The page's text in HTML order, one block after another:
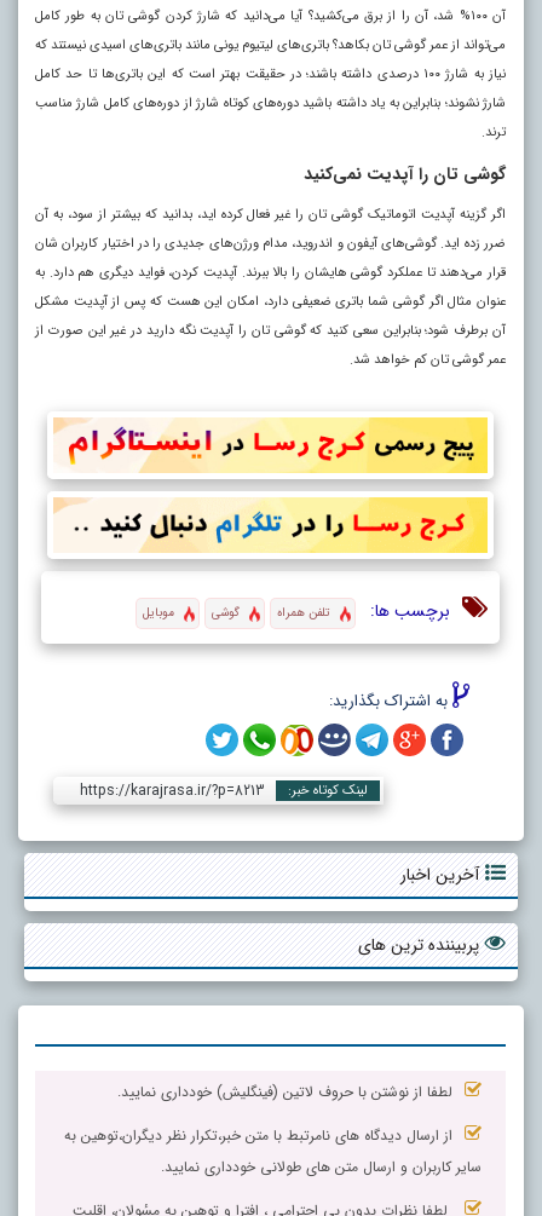
آن ۱۰۰% شد، آن را از برق می‌کشید؟ آیا می‌دانید که شارژ کردن گوشی تان به طور کامل
می‌تواند از عمر گوشی تان بکاهد؟ باتری‌های لیتیوم یونی مانند باتری‌های اسیدی نیستند که
نیاز به شارژ ۱۰۰ درصدی داشته باشند؛ در حقیقت بهتر است که این باتری‌ها تا حد کامل
شارژ نشوند؛ بنابراین به یاد داشته باشید دوره‌های کوتاه شارژ از دوره‌های کامل شارژ مناسب
ترند.
گوشی تان را آپدیت نمی‌کنید
اگر گزینه آپدیت اتوماتیک گوشی تان را غیر فعال کرده اید، بدانید که بیشتر از سود، به آن
ضرر زده اید. گوشی‌های آیفون و اندروید، مدام ورژن‌های جدیدی را در اختیار کاربران شان
قرار می‌دهند تا عملکرد گوشی هایشان را بالا ببرند. آپدیت کردن، فواید دیگری هم دارد. به
عنوان مثال اگر گوشی شما باتری ضعیفی دارد، امکان این هست که پس از آپدیت مشکل
آن برطرف شود؛ بنابراین سعی کنید که گوشی تان را آپدیت نگه دارید در غیر این صورت از
عمر گوشی تان کم خواهد شد.
برچسب ها: تلفن همراه گوشی‌ موبایل
به اشتراک بگذارید:
لینک کوتاه خبر: https://karajrasa.ir/?p=8213
آخرین اخبار
پربیننده ترین های
لطفا از نوشتن با حروف لاتین (فینگلیش) خودداری نمایید.
از ارسال دیدگاه های نامرتبط با متن خبر،تکرار نظر دیگران،توهین به
سایر کاربران و ارسال متن های طولانی خودداری نمایید.
لطفا نظرات بدون بی احترامی ، افترا و توهین به مسٔولان، اقلیت